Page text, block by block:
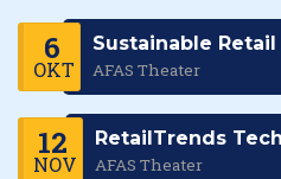
6
OKT
Sustainable Retail
AFAS Theater
12
NOV
RetailTrends Tech
AFAS Theater